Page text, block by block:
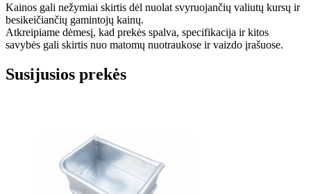
Kainos gali nežymiai skirtis dėl nuolat svyruojančių valiutų kursų ir
besikeičiančių gamintojų kainų.
Atkreipiame dėmesį, kad prekės spalva, specifikacija ir kitos
savybės gali skirtis nuo matomų nuotraukose ir vaizdo įrašuose.
Susijusios prekės